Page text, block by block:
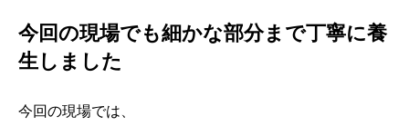
今回の現場でも細かな部分まで丁寧に養
生しました
今回の現場では、